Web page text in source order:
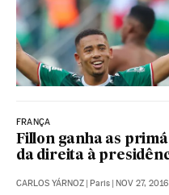
FRANÇA
Fillon ganha as
da direita à
CARLOS YÁRNOZ Paris NOV 27,